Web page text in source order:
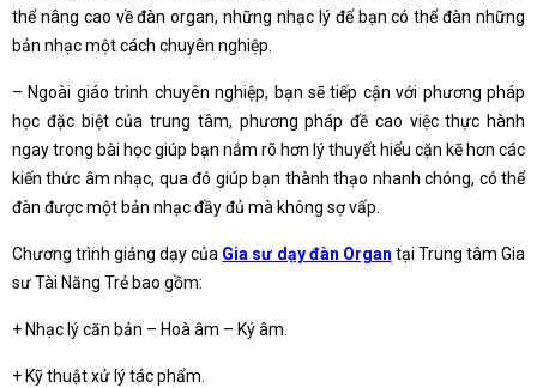
thể nâng cao về đàn organ, những nhạc lý để bạn có thể đàn những
bản nhạc một cách chuyên nghiệp.
– Ngoài giáo trình chuyên nghiệp, bạn sẽ tiếp cận với phương pháp
học đặc biệt của trung tâm, phương pháp đề cao việc thực hành
ngay trong bài học giúp bạn nắm rõ hơn lý thuyết hiểu cặn kẽ hơn các
kiến thức âm nhạc, qua đó giúp bạn thành thạo nhanh chóng, có thể
đàn được một bản nhạc đầy đủ mà không sợ vấp.
Chương trình giảng dạy của Gia sư dạy đàn Organ tại Trung tâm Gia
sư Tài Năng Trẻ bao gồm:
+ Nhạc lý căn bản – Hoà âm – Ký âm.
+ Kỹ thuật xử lý tác phẩm.